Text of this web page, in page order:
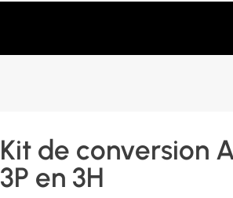
Kit de conversion
3P en 3H